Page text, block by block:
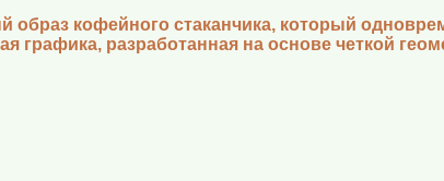
кофейного стаканчика, который
графика, разработанная на основе четкой